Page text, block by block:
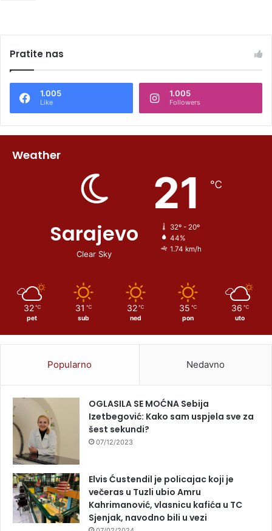
Pratite nas
1.005
Like
1.005
Followers
Weather
Sarajevo
Clear Sky
21 ℃
32º - 20º
44%
1.74 km/h
32 ℃
pet
31 ℃
sub
32 ℃
ned
35 ℃
pon
36 ℃
uto
Popularno Nedavno
OGLASILA SE MOĆNA Sebija
Izetbegović: Kako sam uspjela sve za
šest sekundi?
07/12/2023
Elvis Ćustendil je policajac koji je
večeras u Tuzli ubio Amru
Kahrimanović, vlasnicu kafića u TC
Sjenjak, navodno bili u vezi